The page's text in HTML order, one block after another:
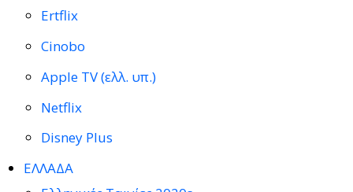
Ertflix
Cinobo
Apple TV (ελλ. υπ.)
Netflix
Disney Plus
ΕΛΛΑΔΑ